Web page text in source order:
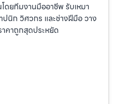
ดยทีมงานมืออาชีพ รับเหมา
นิก วิศวกร และช่างฝีมือ วาง
คาถูกสุดประหยัด